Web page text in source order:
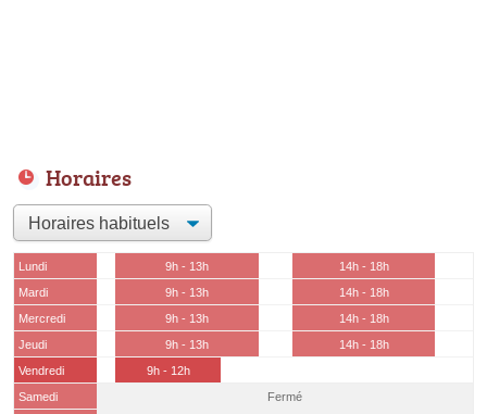
Horaires
Lundi 9h - 13h
14h - 18h
Mardi
9h - 13h
14h - 18h
Mercredi
9h - 13h
14h - 18h
Jeudi
9h - 13h
14h - 18h
Vendredi
9h - 12h
Samedi
Fermé